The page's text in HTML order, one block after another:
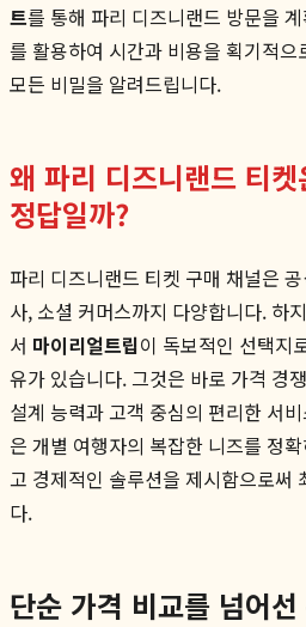
트를 통해 파리 디즈니랜드 방문을
를 활용하여 시간과 비용을 획기적
모든 비밀을 알려드립니다.
왜 파리 디즈니랜드 티
정답일까?
파리 디즈니랜드 티켓 구매 채널은
사, 소셜 커머스까지 다양합니다. 하
서 마이리얼트립이 독보적인 선택지
유가 있습니다. 그것은 바로 가격 경
설계 능력과 고객 중심의 편리한 서
은 개별 여행자의 복잡한 니즈를 정
고 경제적인 솔루션을 제시함으로써
다.
단순 가격 비교를 넘어